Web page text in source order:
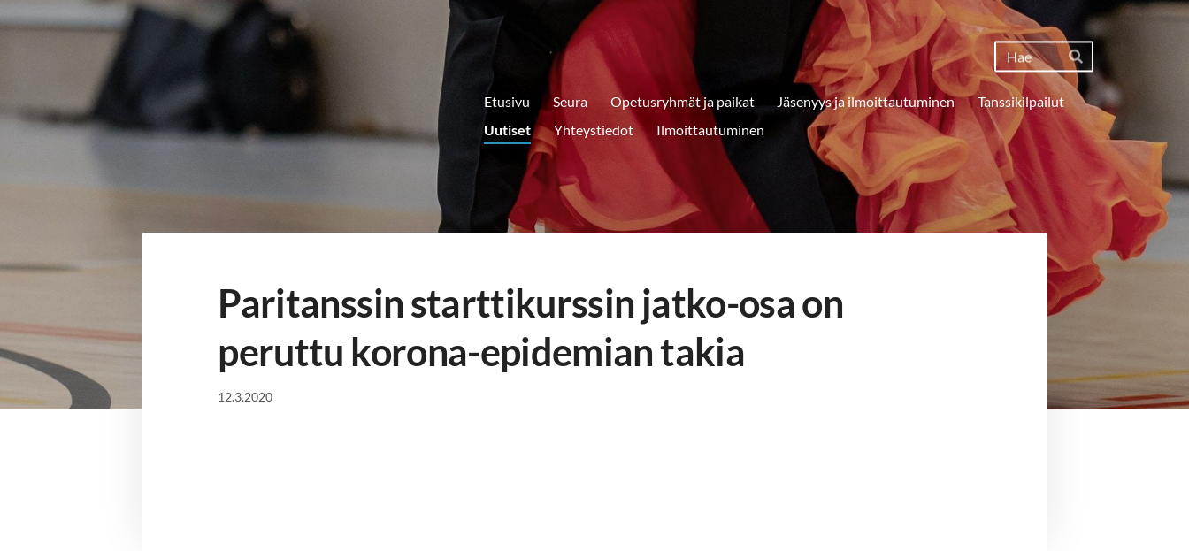
Siirry
Hae
Habanera ry
Etusivu Seura Opetusryhmät ja paikat Jäsenyys ja ilmoittautuminen
Tanssikilpailut
Uutiset
Yhteystiedot Ilmoittautuminen
Paritanssin starttikurssin jatko-osa on
peruttu korona-epidemian takia
12.3.2020